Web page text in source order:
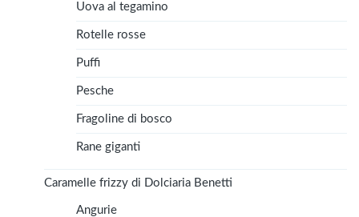
Uova al tegamino
Rotelle rosse
Puffi
Pesche
Fragoline di bosco
Rane giganti
Caramelle frizzy di Dolciaria Benetti
Angurie